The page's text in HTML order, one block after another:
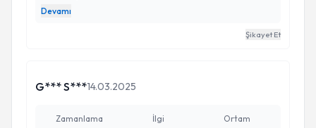
önemli rol oynayan tek kişi. Daha önce gittiğim
uzmanlardan daha farklı daha yenilikçi daha
Devamı
Şikayet Et
G*** S***14.03.2025
Zamanlama İlgi Ortam